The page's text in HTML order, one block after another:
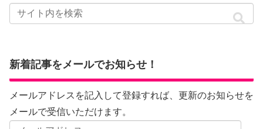
新着記事をメールでお知らせ！
メールアドレスを記入して登録すれば、更新のお知らせを
メールで受信いただけます。